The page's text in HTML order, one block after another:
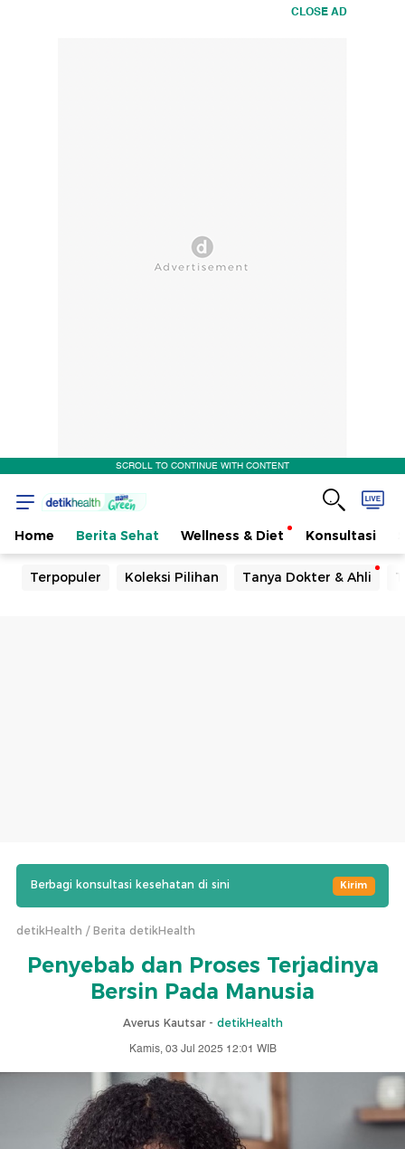
CLOSE AD
SCROLL TO CONTINUE WITH CONTENT
Home Berita Sehat Wellness & Diet Konsultasi
Terpopuler Koleksi Pilihan Tanya Dokter & Ahli
Berbagi konsultasi kesehatan di sini Kirim
detikHealth Berita detikHealth
Penyebab dan Proses Terjadinya
Bersin Pada Manusia
Averus Kautsar - detikHealth
Kamis, 03 Jul 2025 12:01 WIB